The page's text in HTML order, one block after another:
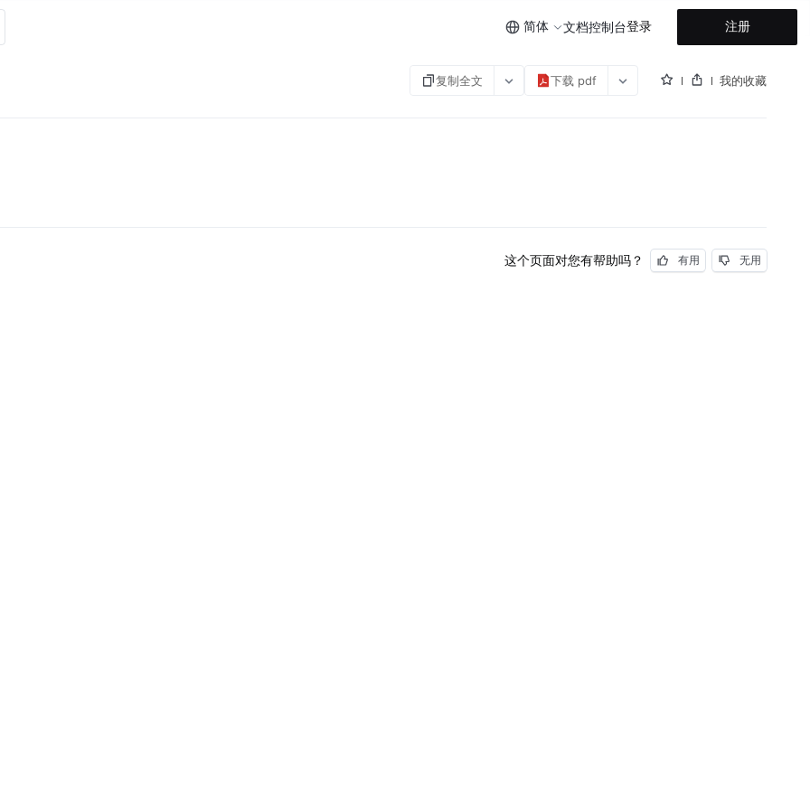
简体 文档控制台登录 注册
复制全文 下载 pdf 我的收藏
这个页面对您有帮助吗？ 有用 无用